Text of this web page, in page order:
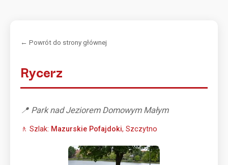
← Powrót do strony głównej
Rycerz
📍 Park nad Jeziorem Domowym Małym
🚶 Szlak: Mazurskie Pofajdoki, Szczytno